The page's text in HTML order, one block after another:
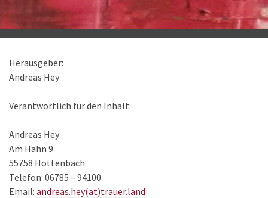
Herausgeber:
Andreas Hey
Verantwortlich für den Inhalt:
Andreas Hey
Am Hahn 9
55758 Hottenbach
Telefon: 06785 – 94100
Email: andreas.hey(at)trauer.land